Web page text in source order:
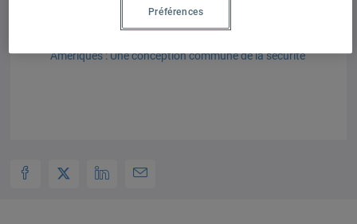
Documents joints
Amériques : Une conception commune de la sécurité
Préférences